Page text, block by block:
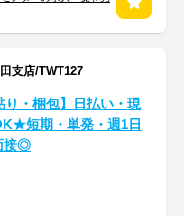
支店/TWT127
り・梱包】日払い・現
短期・単発・週1日
接◎